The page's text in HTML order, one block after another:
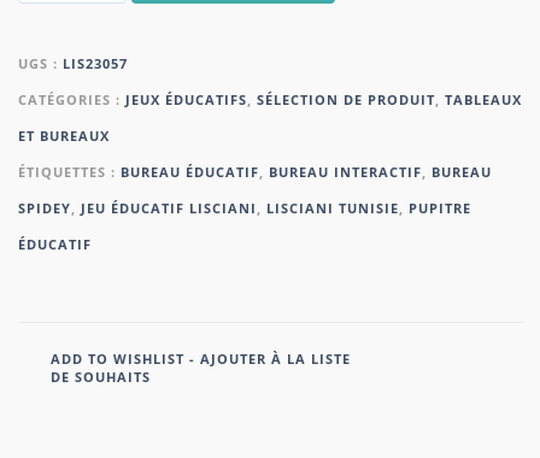
UGS : LIS23057
CATÉGORIES : JEUX ÉDUCATIFS SÉLECTION DE PRODUIT TABLEAUX
ET BUREAUX
ÉTIQUETTES : BUREAU ÉDUCATIF BUREAU INTERACTIF
BUREAU
SPIDEY
JEU ÉDUCATIF LISCIANI LISCIANI TUNISIE
PUPITRE
ÉDUCATIF
ADD TO WISHLIST - AJOUTER À LA LISTE
DE SOUHAITS